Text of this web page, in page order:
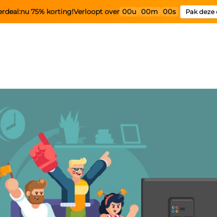
nu 75% korting!Verloopt over 00u 00m 00s Pak deze